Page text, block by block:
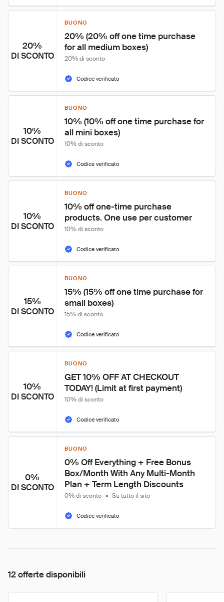
20%
DI SCONTO
BUONO
20% (20% off one time purchase
for all medium boxes)
20% di sconto
Codice verificato
10%
DI SCONTO
BUONO
10% (10% off one time purchase for
all mini boxes)
10% di sconto
Codice verificato
10%
DI SCONTO
BUONO
10% off one-time purchase
products. One use per customer
10% di sconto
Codice verificato
15%
DI SCONTO
BUONO
15% (15% off one time purchase for
small boxes)
15% di sconto
Codice verificato
10%
DI SCONTO
BUONO
GET 10% OFF AT CHECKOUT
TODAY! (Limit at first payment)
10% di sconto
Codice verificato
0%
DI SCONTO
BUONO
0% Off Everything + Free Bonus
Box/Month With Any Multi-Month
Plan + Term Length Discounts
0% di sconto • Su tutto il sito
Codice verificato
12 offerte disponibili